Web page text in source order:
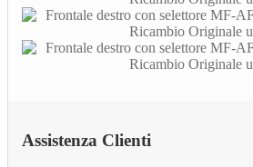
Assistenza Clienti